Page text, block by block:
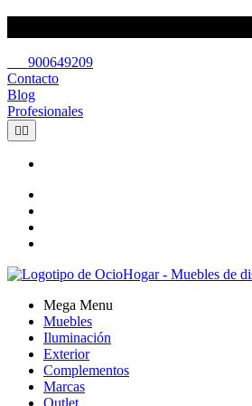
900649209
Contacto
Blog
Profesionales
 
Mega Menu
Muebles
Iluminación
Exterior
Complementos
Marcas
Outlet